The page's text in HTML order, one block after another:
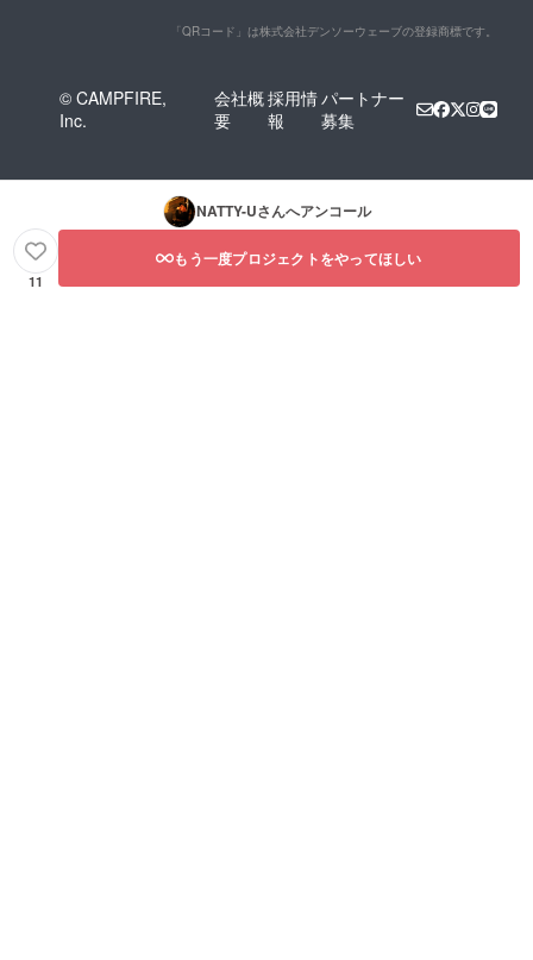
「QRコード」は株式会社デンソーウェーブの登録商標です。
© CAMPFIRE,
Inc.
会社概
要
採用情
報
パートナー
募集
NATTY-Uさんへアンコール
11
もう一度プロジェクトをやってほしい